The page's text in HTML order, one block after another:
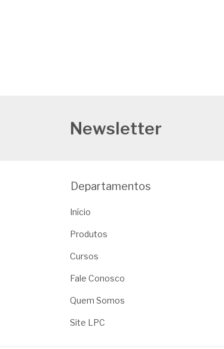
Newsletter
Departamentos
Início
Produtos
Cursos
Fale Conosco
Quem Somos
Site LPC